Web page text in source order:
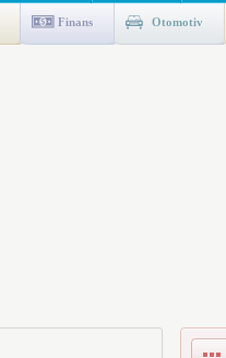
Finans Otomotiv